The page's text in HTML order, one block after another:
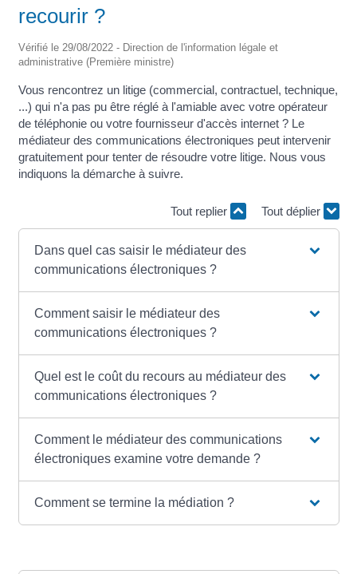
recourir ?
Vérifié le 29/08/2022 - Direction de l'information légale et
administrative (Première ministre)
Vous rencontrez un litige (commercial, contractuel, technique,
...) qui n'a pas pu être réglé à l'amiable avec votre opérateur
de téléphonie ou votre fournisseur d'accès internet ? Le
médiateur des communications électroniques peut intervenir
gratuitement pour tenter de résoudre votre litige. Nous vous
indiquons la démarche à suivre.
Tout replier Tout déplier
Dans quel cas saisir le médiateur des
communications électroniques ?
Comment saisir le médiateur des
communications électroniques ?
Quel est le coût du recours au médiateur des
communications électroniques ?
Comment le médiateur des communications
électroniques examine votre demande ?
Comment se termine la médiation ?